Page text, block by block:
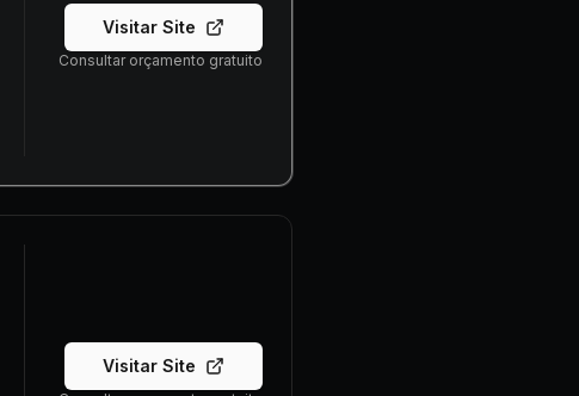
Visitar Site
Consultar orçamento gratuito
Visitar Site